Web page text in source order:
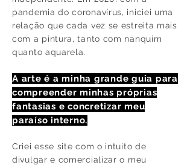
pandemia do coronavírus, iniciei uma
relação que cada vez se estreita mais
com a pintura, tanto com nanquim
quanto aquarela.
A arte é a minha grande guia para
compreender minhas próprias
fantasias e concretizar meu
paraíso interno.
Criei esse site com o intuito de
divulgar e comercializar o meu